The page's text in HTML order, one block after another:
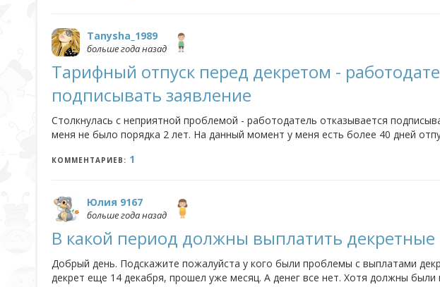
Tanysha_1989
больше года назад
Тарифный отпуск перед декретом -
подписывать заявление
Столкнулась с неприятной проблемой - работодатель отказывается
меня не было порядка 2 лет. На данный момент у меня есть более 40 дней
КОММЕНТАРИЕВ: 1
Юлия 9167
больше года назад
В какой период должны выплатить декретные
Добрый день. Подскажите пожалуйста у кого были проблемы с выплатами
декрет еще 14 декабря, прошел уже месяц. А денег все нет. Хотя должны были